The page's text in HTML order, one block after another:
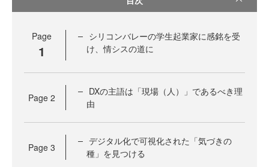
Page
1
シリコンバレーの学生起業家に感銘を受
け、情シスの道に
Page 2
DXの主語は「現場（人）」であるべき理
由
Page 3
デジタル化で可視化された「気づきの
種」を見つける